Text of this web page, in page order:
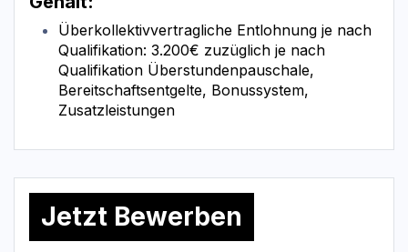
Überkollektivvertragliche Entlohnung je nach
Qualifikation: 3.200€ zuzüglich je nach
Qualifikation Überstundenpauschale,
Bereitschaftsentgelte, Bonussystem,
Zusatzleistungen
Jetzt Bewerben